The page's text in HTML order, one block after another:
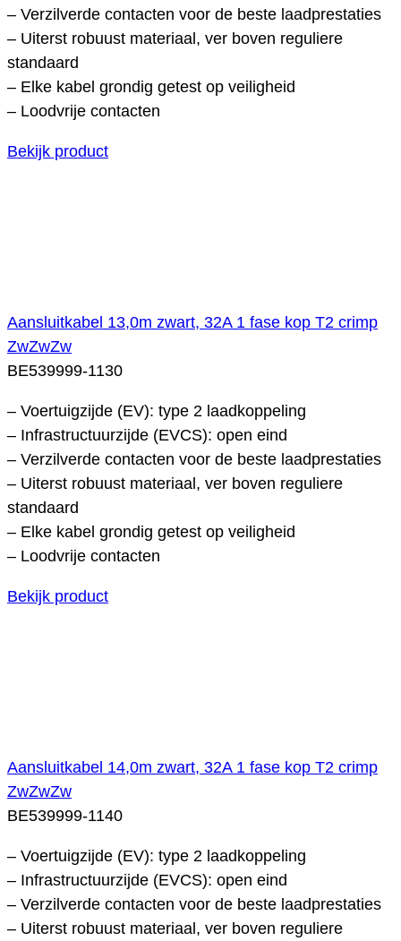
– Verzilverde contacten voor de beste laadprestaties
– Uiterst robuust materiaal, ver boven reguliere
standaard
– Elke kabel grondig getest op veiligheid
– Loodvrije contacten
Bekijk product
Aansluitkabel 13,0m zwart, 32A 1 fase kop T2 crimp
ZwZwZw
BE539999-1130
– Voertuigzijde (EV): type 2 laadkoppeling
– Infrastructuurzijde (EVCS): open eind
– Verzilverde contacten voor de beste laadprestaties
– Uiterst robuust materiaal, ver boven reguliere
standaard
– Elke kabel grondig getest op veiligheid
– Loodvrije contacten
Bekijk product
Aansluitkabel 14,0m zwart, 32A 1 fase kop T2 crimp
ZwZwZw
BE539999-1140
– Voertuigzijde (EV): type 2 laadkoppeling
– Infrastructuurzijde (EVCS): open eind
– Verzilverde contacten voor de beste laadprestaties
– Uiterst robuust materiaal, ver boven reguliere